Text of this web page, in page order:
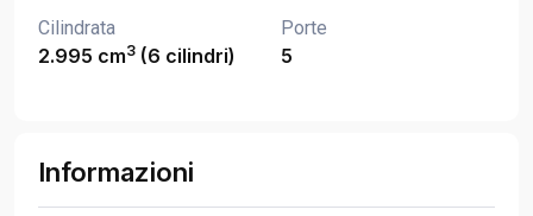
Cilindrata
2.995 cm3 (6 cilindri)
Porte
5
Informazioni